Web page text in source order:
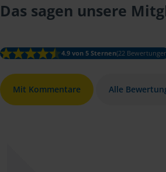
Das sagen unsere
4.9 von 5 Sternen(22
Mit Kommentare Alle